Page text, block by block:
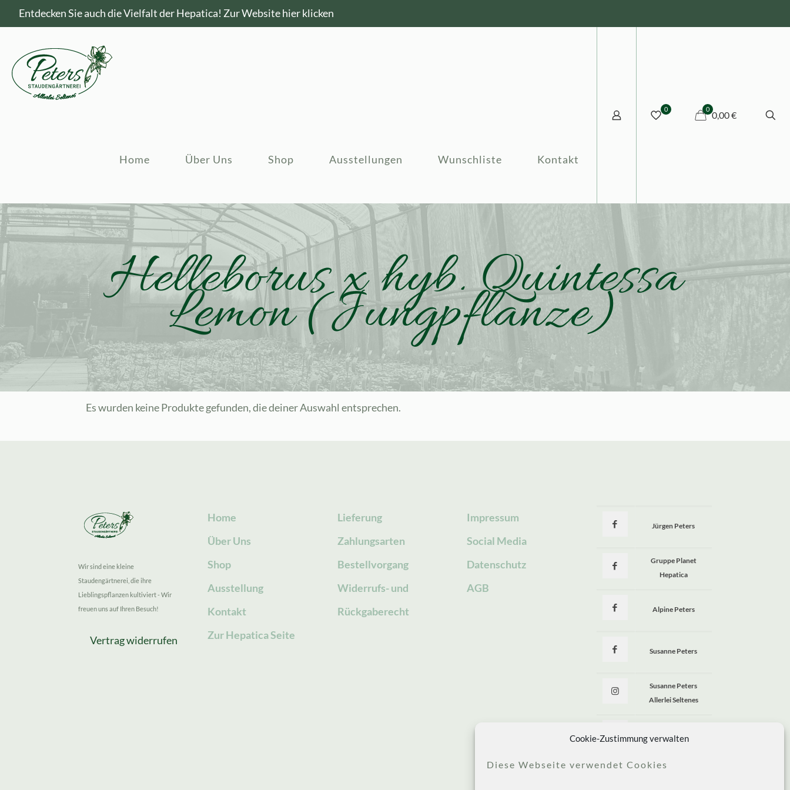
Cookie-Zustimmung verwalten
Diese Webseite verwendet Cookies
Entdecken Sie auch die Vielfalt der Hepatica! Zur Website hier klicken
Home Über Uns Shop Ausstellungen Wunschliste Kontakt
0 0
0,00 €
Helleborus x hyb. Quintessa
Lemon (Jungpflanze)
Es wurden keine Produkte gefunden, die deiner Auswahl entsprechen.
Wir sind eine kleine
Staudengärtnerei, die ihre
Lieblingspflanzen kultiviert - Wir
freuen uns auf Ihren Besuch!
Vertrag widerrufen
Home
Über Uns
Shop
Ausstellung
Kontakt
Zur Hepatica Seite
Lieferung
Zahlungsarten
Bestellvorgang
Widerrufs- und
Rückgaberecht
Impressum
Social Media
Datenschutz
AGB
Jürgen Peters
Gruppe Planet
Hepatica
Alpine Peters
Susanne Peters
Susanne Peters
Allerlei Seltenes
Allerlei Seltenes